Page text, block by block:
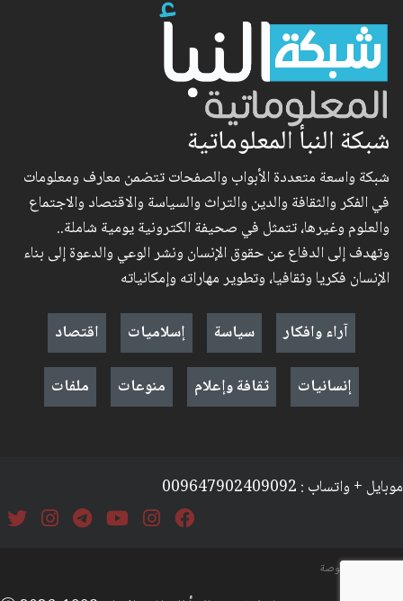
شبكة النبأ المعلوماتية
شبكة واسعة متعددة الأبواب والصفحات تتضمن معارف ومعلومات
في الفكر والثقافة والدين والتراث والسياسة والاقتصاد والاجتماع
والعلوم وغيرها، تتمثل في صحيفة الكترونية يومية شاملة..
وتهدف إلى الدفاع عن حقوق الإنسان ونشر الوعي والدعوة إلى بناء
الإنسان فكريا وثقافيا، وتطوير مهاراته وإمكانياته
آراء وافكار
سياسة إسلاميات
اقتصاد
إنسانيات
ثقافة وإعلام منوعات ملفات
موبايل + واتساب : 009647902409092
السياسة والخصوصة